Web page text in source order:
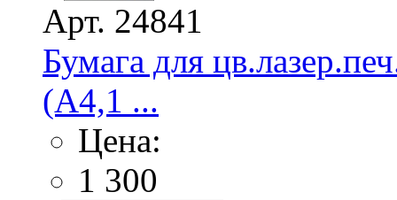
Арт. 24841
Бумага для
(А4,1 ...
Цена:
1 300